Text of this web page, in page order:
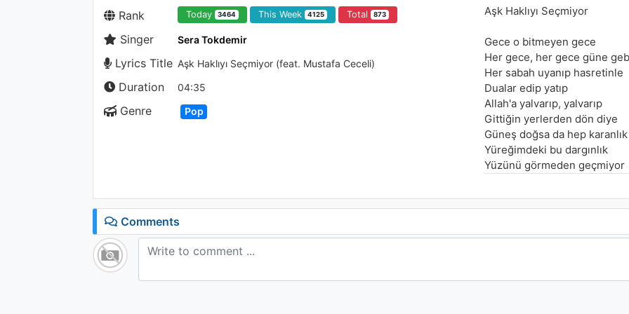
Rank Today 3464 This Week 4125 Total 873
Singer Sera Tokdemir
Lyrics Title Aşk Haklıyı Seçmiyor (feat. Mustafa Ceceli)
Duration 04:35
Genre Pop
Aşk Haklıyı Seçmiyor
Gece o bitmeyen gece
Her gece, her gece güne
Her sabah uyanıp hasretinle
Dualar edip yatıp
Allah'a yalvarıp, yalvarıp
Gittiğin yerlerden dön diye
Güneş doğsa da hep karanlık
Yüreğimdeki bu dargınlık
Yüzünü görmeden geçmiyor
Aşk haklıyı seçmiyor
Aşk haklıyı seçmiyor
Comments